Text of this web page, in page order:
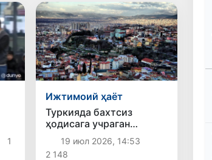
1
Ижтимоий ҳаёт
Туркияда бахтсиз
ҳодисага учраган
ўзбекистонлик аёл
Ватанга қайтарилди
19 июл 2026, 14:53
2 148